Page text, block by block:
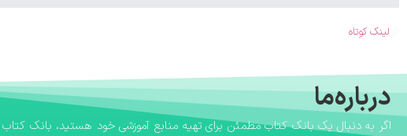
لینک کوتاه
درباره‌ما